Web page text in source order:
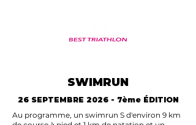
SWIMRUN
26 SEPTEMBRE 2026 - 7ème ÉDITION
Au programme, un swimrun S d'environ 9 km